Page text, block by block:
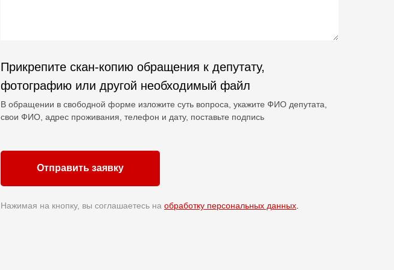
Прикрепите скан-копию обращения к депутату,
фотографию или другой необходимый файл
В обращении в свободной форме изложите суть вопроса, укажите ФИО депутата,
свои ФИО, адрес проживания, телефон и дату, поставьте подпись
Отправить заявку
Нажимая на кнопку, вы соглашаетесь на обработку персональных данных